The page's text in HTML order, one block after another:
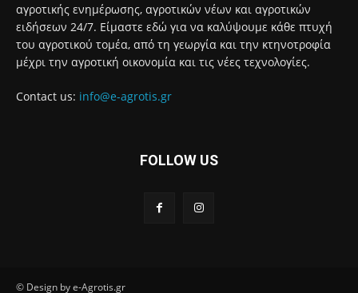
αγροτικής ενημέρωσης, αγροτικών νέων και αγροτικών
ειδήσεων 24/7. Είμαστε εδώ για να καλύψουμε κάθε πτυχή
του αγροτικού τομέα, από τη γεωργία και την κτηνοτροφία
μέχρι την αγροτική οικονομία και τις νέες τεχνολογίες.
Contact us: info@e-agrotis.gr
FOLLOW US
© Design by e-Agrotis.gr